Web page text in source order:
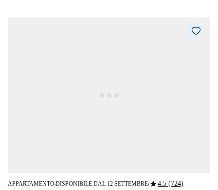
APPARTAMENTO■DISPONIBILE DAL 12 SETTEMBRE■star4.5 (724)